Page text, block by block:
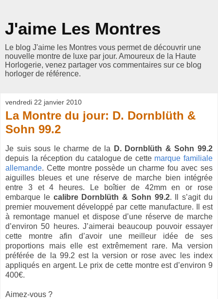
J'aime Les Montres
Le blog J'aime les Montres vous permet de découvrir une
nouvelle montre de luxe par jour. Amoureux de la Haute
Horlogerie, venez partager vos commentaires sur ce blog
horloger de référence.
vendredi 22 janvier 2010
La Montre du jour: D. Dornblüth &
Sohn 99.2
Je suis sous le charme de la
D. Dornblüth & Sohn 99.2
depuis la réception du catalogue de cette marque familiale
allemande. Cette montre possède un charme fou avec ses
aiguilles bleues et une réserve de marche bien intégrée
entre 3 et 4 heures. Le boîtier de 42mm en or rose
embarque le calibre Dornblüth & Sohn 99.2. Il s’agit du
premier mouvement développé par cette manufacture. Il est
à remontage manuel et dispose d’une réserve de marche
d’environ 50 heures. J’aimerai beaucoup pouvoir essayer
cette montre afin d’avoir une meilleur idée de ses
proportions mais elle est extrêmement rare. Ma version
préférée de la 99.2 est la version or rose avec les index
appliqués en argent. Le prix de cette montre est d’environ 9
400€.
Aimez-vous ?